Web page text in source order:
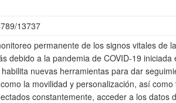
13737
permanente de los signos vitales
debido a la pandemia de COVID-19
nuevas herramientas para dar
la movilidad y personalización, así
constantemente, acceder a los